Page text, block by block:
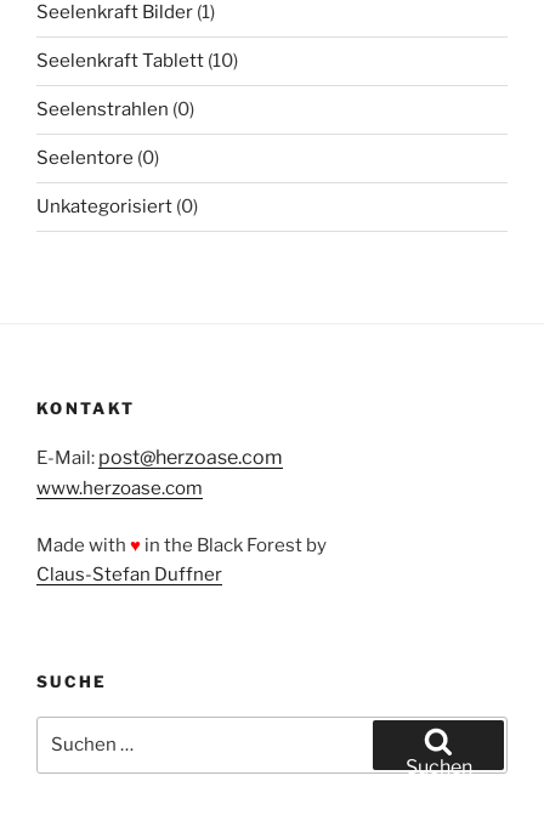
Seelenkraft Bilder (1)
Seelenkraft Tablett (10)
Seelenstrahlen (0)
Seelentore (0)
Unkategorisiert (0)
KONTAKT
E-Mail: post@herzoase.com
www.herzoase.com
Made with ♥ in the Black Forest by
Claus-Stefan Duffner
SUCHE
nach:
Suchen